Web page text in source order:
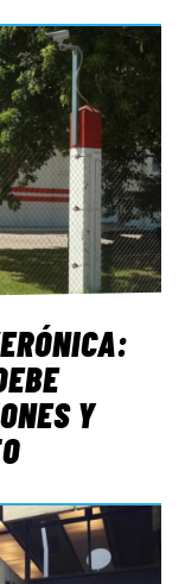
Y